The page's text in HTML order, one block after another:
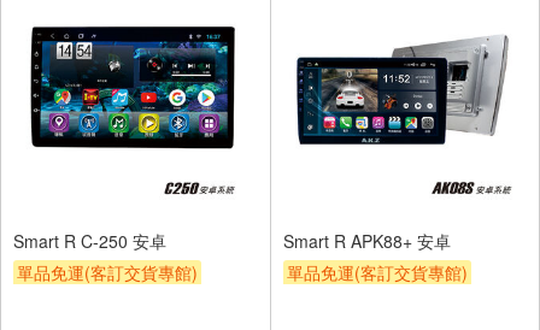
Smart R C-250 安卓
單品免運(客訂交貨專館)
Smart R APK88+ 安卓
單品免運(客訂交貨專館)